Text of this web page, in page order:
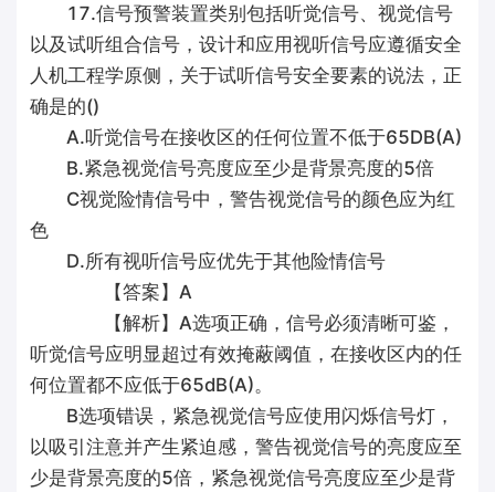
17.信号预警装置类别包括听觉信号、视觉信号
以及试听组合信号，设计和应用视听信号应遵循安全
人机工程学原侧，关于试听信号安全要素的说法，正
确是的()
A.听觉信号在接收区的任何位置不低于65DB(A)
B.紧急视觉信号亮度应至少是背景亮度的5倍
C视觉险情信号中，警告视觉信号的颜色应为红
色
D.所有视听信号应优先于其他险情信号
【答案】A
【解析】A选项正确，信号必须清晰可鉴，
听觉信号应明显超过有效掩蔽阈值，在接收区内的任
何位置都不应低于65dB(A)。
B选项错误，紧急视觉信号应使用闪烁信号灯，
以吸引注意并产生紧迫感，警告视觉信号的亮度应至
少是背景亮度的5倍，紧急视觉信号亮度应至少是背